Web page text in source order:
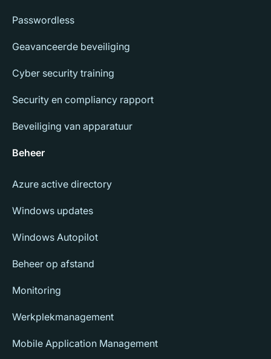
Passwordless
Geavanceerde beveiliging
Cyber security training
Security en compliancy rapport
Beveiliging van apparatuur
Beheer
Azure active directory
Windows updates
Windows Autopilot
Beheer op afstand
Monitoring
Werkplekmanagement
Mobile Application Management